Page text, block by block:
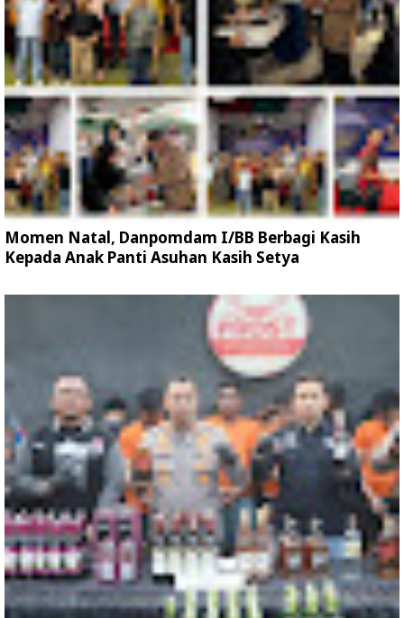
Momen Natal, Danpomdam I/BB Berbagi Kasih
Kepada Anak Panti Asuhan Kasih Setya